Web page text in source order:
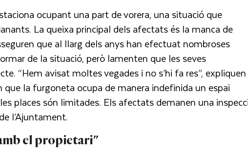
ocupant una part de vorera, una situació que
La queixa principal dels afectats és la manca de
que al llarg dels anys han efectuat nombroses
de la situació, però lamenten que les seves
“Hem avisat moltes vegades i no s’hi fa res”, expliquen
que la furgoneta ocupa de manera indefinida un espai
places són limitades. Els afectats demanen una
l’Ajuntament.
el propietari"